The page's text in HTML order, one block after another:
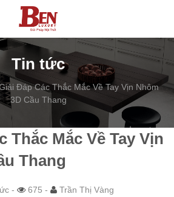
Tin tức
Đáp Các Thắc Mắc Về Tay Vịn Nhôm
3D Cầu Thang
Thắc Mắc Về Tay Vịn
Thang
- 675 - Trần Thị Vàng